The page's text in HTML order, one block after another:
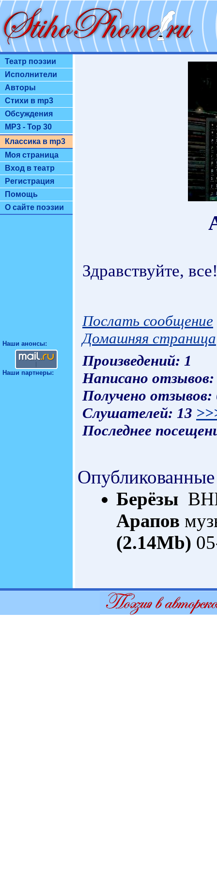
Театр поэзии
Исполнители
Авторы
Стихи в mp3
Обсуждения
MP3 - Top 30
Классика в mp3
Моя страница
Вход в театр
Регистрация
Помощь
О сайте поэзии
Наши анонсы:
Наши партнеры:
Здравствуйте,
Послать сообщение
Домашняя страница
Произведений: 1
Написано
Получено
Слушателей: 13
Последнее
Берёзы
Арапов
(2.14Mb)